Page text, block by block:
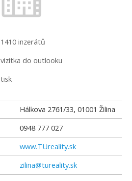
1410 inzerátů
vizitka do outlooku
tisk
Hálkova 2761/33, 01001 Žilina
0948 777 027
www.TUreality.sk
zilina@tureality.sk